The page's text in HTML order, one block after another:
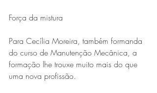
Força da mistura
Para Cecília Moreira, também formanda
do curso de Manutenção Mecânica, a
formação lhe trouxe muito mais do que
uma nova profissão.